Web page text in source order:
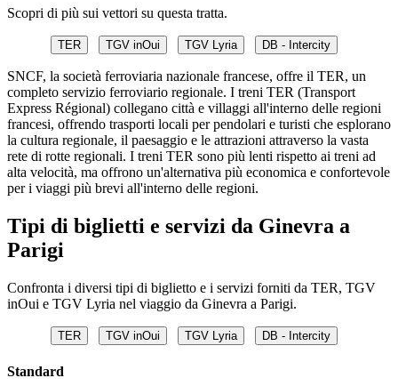
Scopri di più sui vettori su questa tratta.
TER TGV inOui TGV Lyria DB - Intercity
SNCF, la società ferroviaria nazionale francese, offre il TER, un
completo servizio ferroviario regionale. I treni TER (Transport
Express Régional) collegano città e villaggi all'interno delle regioni
francesi, offrendo trasporti locali per pendolari e turisti che esplorano
la cultura regionale, il paesaggio e le attrazioni attraverso la vasta
rete di rotte regionali. I treni TER sono più lenti rispetto ai treni ad
alta velocità, ma offrono un'alternativa più economica e confortevole
per i viaggi più brevi all'interno delle regioni.
Tipi di biglietti e servizi da Ginevra a
Parigi
Confronta i diversi tipi di biglietto e i servizi forniti da TER, TGV
inOui e TGV Lyria nel viaggio da Ginevra a Parigi.
TER TGV inOui TGV Lyria DB - Intercity
Standard